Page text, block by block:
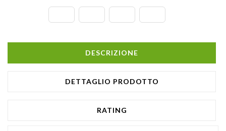
DESCRIZIONE
DETTAGLIO PRODOTTO
RATING